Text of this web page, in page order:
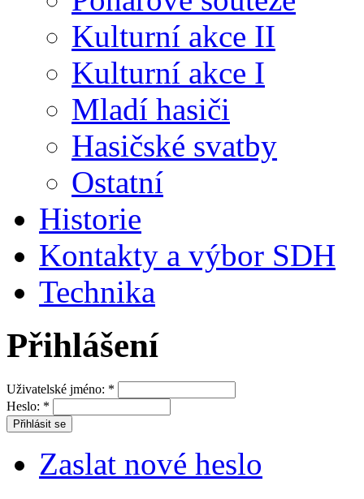
Kulturní akce II
Kulturní akce I
Mladí hasiči
Hasičské svatby
Ostatní
Historie
Kontakty a výbor SDH
Technika
Přihlášení
Uživatelské jméno: *
Heslo: *
Zaslat nové heslo